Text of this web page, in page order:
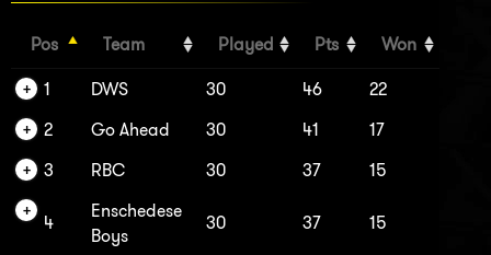
Pos Team Played Pts Won
1 DWS 30 46
22
2
Go Ahead 30 41
17
3
RBC 30 37 15
4
Enschedese
Boys
30 37 15